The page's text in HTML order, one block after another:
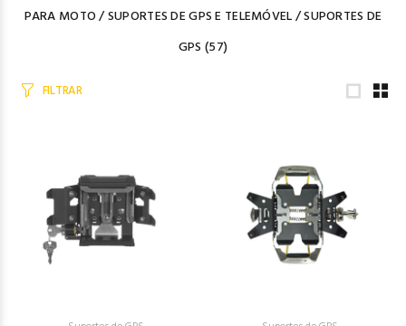
PARA MOTO/SUPORTES DE GPS E TELEMÓVEL/SUPORTES DE
GPS (57)
FILTRAR